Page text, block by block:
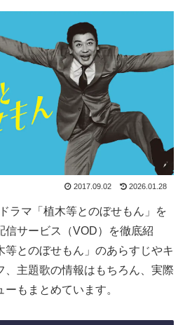
2017.09.02 2026.01.28
ラマ「植木等とのぼせもん」を
信サービス（VOD）を徹底紹
等とのぼせもん」のあらすじやキ
、主題歌の情報はもちろん、実際
もまとめています。